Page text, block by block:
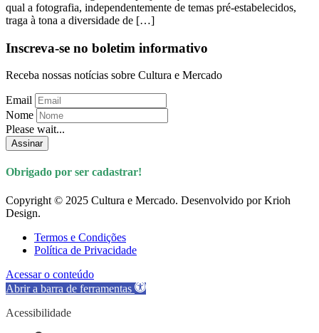
qual a fotografia, independentemente de temas pré-estabelecidos,
traga à tona a diversidade de […]
Inscreva-se no boletim informativo
Receba nossas notícias sobre Cultura e Mercado
Email
Nome
Please wait...
Assinar
Obrigado por ser cadastrar!
Copyright © 2025 Cultura e Mercado. Desenvolvido por Krioh
Design.
Termos e Condições
Política de Privacidade
Acessar o conteúdo
Abrir a barra de ferramentas
Acessibilidade